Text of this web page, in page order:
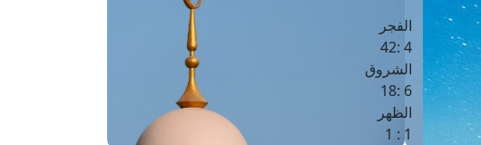
الفجر
4 :42
الشروق
6 :18
الظهر
1 : 1